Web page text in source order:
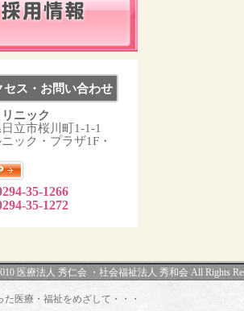
セス・お問い合わせ
ニック
立市桜川町1-1-1
ック・プラザ1F・
35-1266
35-1272
医療法人 秀仁会 ・社会福祉法人 秀和会 All Rights
た医療・福祉をめざして・・・